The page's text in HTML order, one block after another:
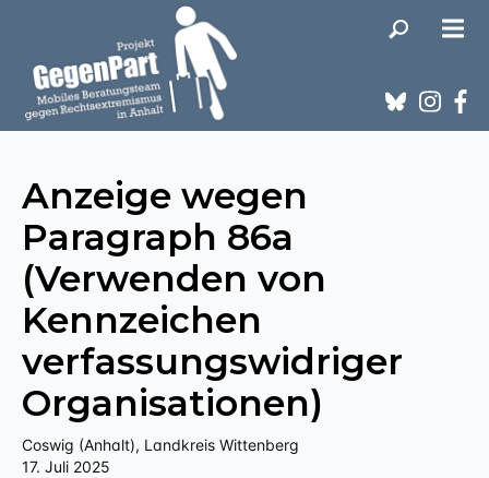
Anzeige wegen
Paragraph 86a
(Verwenden von
Kennzeichen
verfassungswidriger
Organisationen)
Coswig (Anhalt), Landkreis Wittenberg
17. Juli 2025